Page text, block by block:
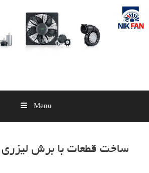
Skip
content
Menu
ساخت قطعات با برش لیزری